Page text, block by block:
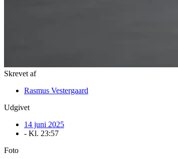
Skrevet af
Rasmus Vestergaard
Udgivet
14 juni 2025
- Kl. 23:57
Foto